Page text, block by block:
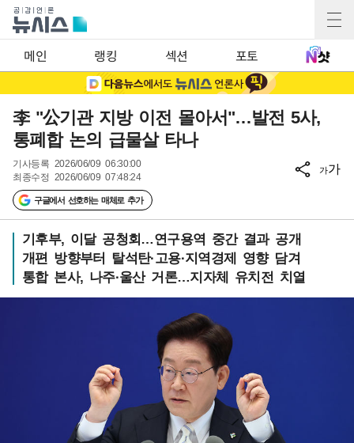
메인 랭킹 섹션 포토
李 "公기관 지방 이전 몰아서"…발전 5사,
통폐합 논의 급물살 타나
기사등록 2026/06/09 06:30:00
최종수정 2026/06/09 07:48:24
구글에서 선호하는 매체로 추가
가가
기후부, 이달 공청회…연구용역 중간 결과 공개
개편 방향부터 탈석탄·고용·지역경제 영향 담겨
통합 본사, 나주·울산 거론…지자체 유치전 치열